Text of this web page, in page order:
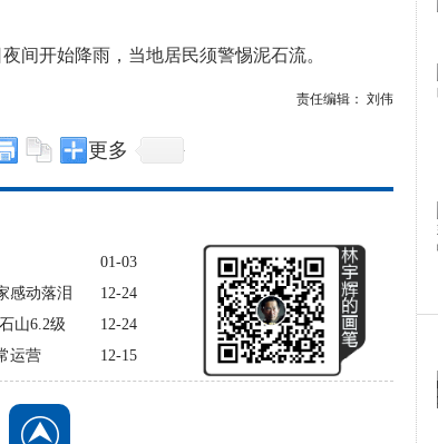
开始降雨，当地居民须警惕泥石流。
责任编辑： 刘伟
更多
01-03
12-24
感动落泪
12-24
山6.2级
12-15
运营